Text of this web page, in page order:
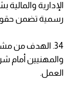
الإدارية
رسمية تضمن
34. الهدف من
والمهنيين أمام
العمل.